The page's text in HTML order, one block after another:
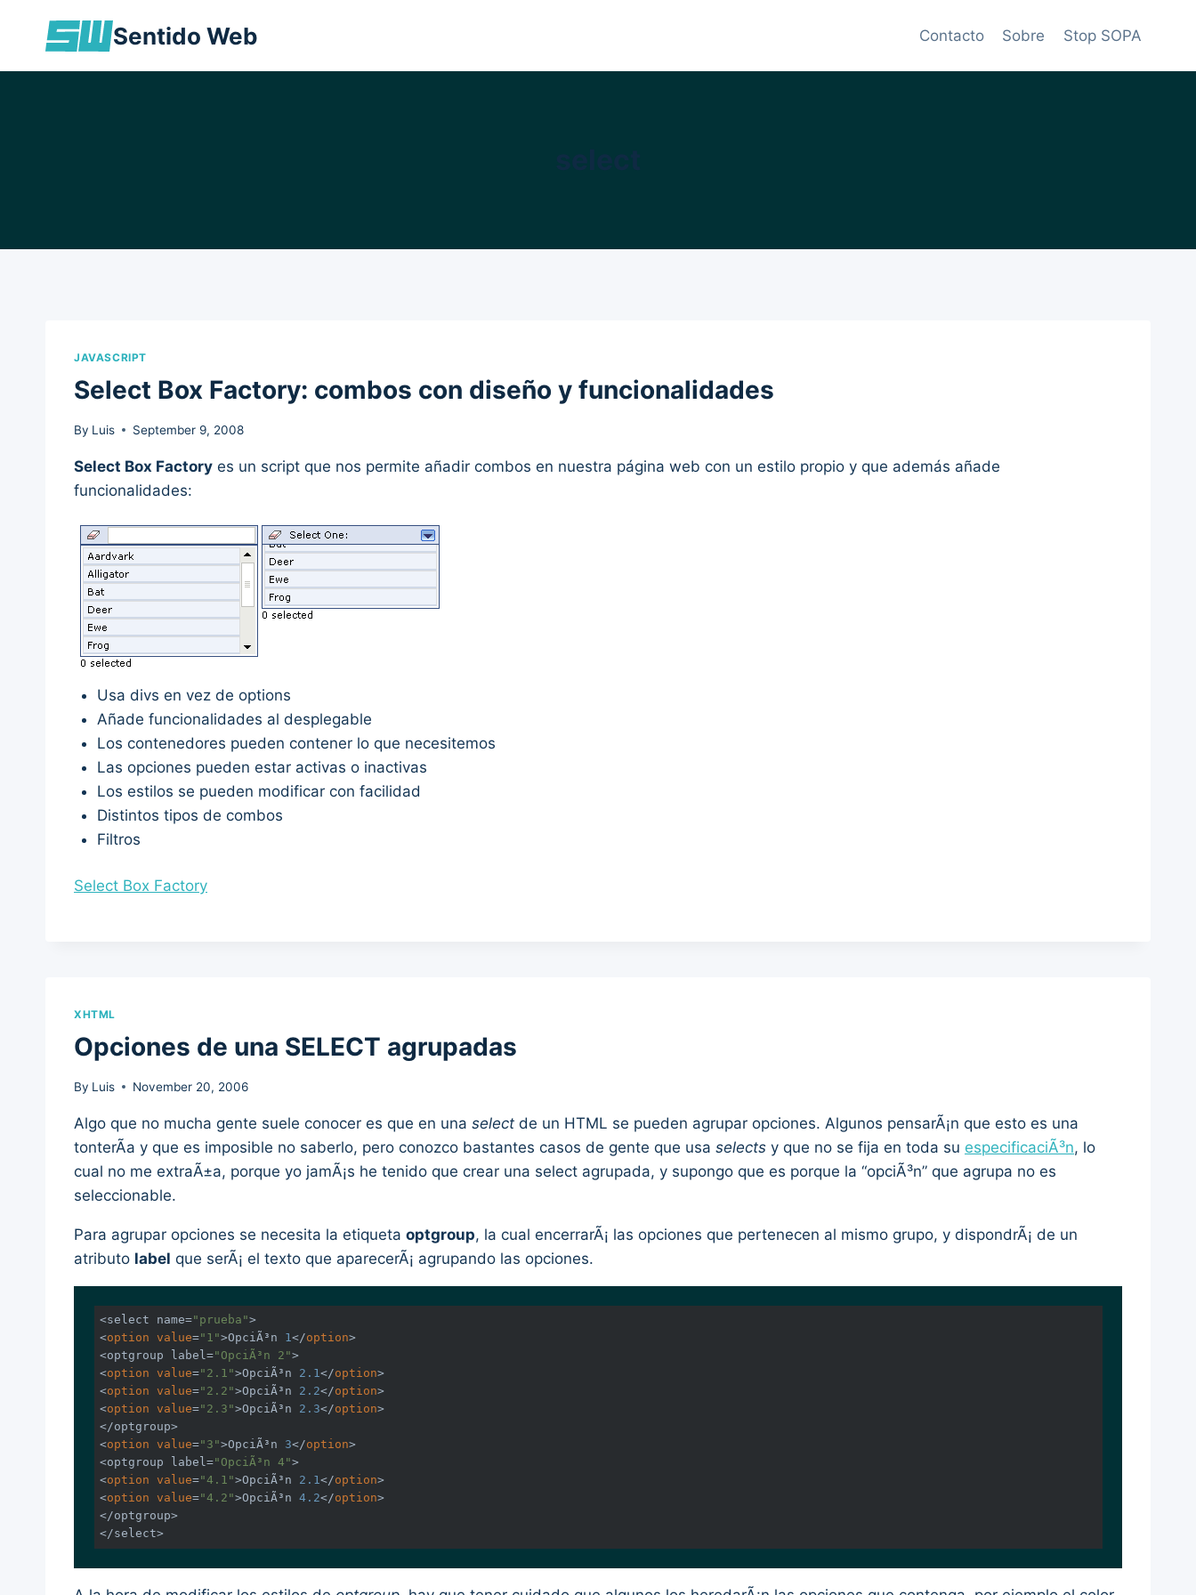
Sentido Web Contacto Sobre Stop SOPA
JAVASCRIPT
Select Box Factory: combos con diseño y funcionalidades
By Luis September 9, 2008
Select Box Factory es un script que nos permite añadir combos en nuestra página web con un estilo propio y que además añade
funcionalidades:
Usa divs en vez de options
Añade funcionalidades al desplegable
Los contenedores pueden contener lo que necesitemos
Las opciones pueden estar activas o inactivas
Los estilos se pueden modificar con facilidad
Distintos tipos de combos
Filtros
Select Box Factory
XHTML
Opciones de una SELECT agrupadas
By Luis November 20, 2006
Algo que no mucha gente suele conocer es que en una select de un HTML se pueden agrupar opciones. Algunos pensarÃ¡n que esto es una
tonterÃ­a y que es imposible no saberlo, pero conozco bastantes casos de gente que usa selects y que no se fija en toda su especificaciÃ³n, lo
cual no me extraÃ±a, porque yo jamÃ¡s he tenido que crear una select agrupada, y supongo que es porque la “opciÃ³n” que agrupa no es
seleccionable.
Para agrupar opciones se necesita la etiqueta optgroup, la cual encerrarÃ¡ las opciones que pertenecen al mismo grupo, y dispondrÃ¡ de un
atributo label que serÃ¡ el texto que aparecerÃ¡ agrupando las opciones.
<select name="prueba">
<option value="1">OpciÃ³n 1</option>
<optgroup label="OpciÃ³n 2">
<option value="2.1">OpciÃ³n 2.1</option>
<option value="2.2">OpciÃ³n 2.2</option>
<option value="2.3">OpciÃ³n 2.3</option>
</optgroup>
<option value="3">OpciÃ³n 3</option>
<optgroup label="OpciÃ³n 4">
<option value="4.1">OpciÃ³n 2.1</option>
<option value="4.2">OpciÃ³n 4.2</option>
</optgroup>
</select>